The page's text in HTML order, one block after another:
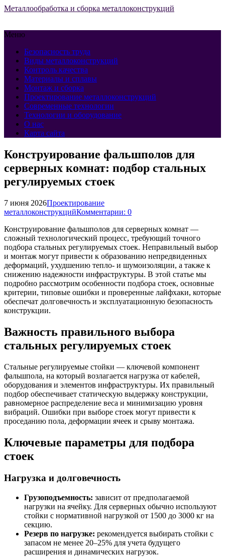
Металлообработка и сборка металлоконструкций
Меню
Безопасность труда
Виды металлоконструкций
Контроль качества
Материалы и сплавы
Монтаж и сборка
Проектирование металлоконструкций
Современные технологии
Технологии и оборудование
О нас
Карта сайта
Конструирование фальшполов для
серверных комнат: подбор стальных
регулируемых стоек
7 июня 2026Проектирование
металлоконструкцийКомментарии: 0
Конструирование фальшполов для серверных комнат —
сложный технологический процесс, требующий точного
подбора стальных регулируемых стоек. Неправильный выбор
и монтаж могут привести к образованию непредвиденных
деформаций, ухудшению тепло- и шумоизоляции, а также к
снижению надежности инфраструктуры. В этой статье мы
подробно рассмотрим особенности подбора стоек, основные
критерии, типовые ошибки и проверенные лайфхаки, которые
обеспечат долговечность и эксплуатационную безопасность
конструкции.
Важность правильного выбора
стальных регулируемых стоек
Стальные регулируемые стойки — ключевой компонент
фальшпола, на который возлагается нагрузка от кабелей,
оборудования и элементов инфраструктуры. Их правильный
подбор обеспечивает статическую выдержку конструкции,
равномерное распределение веса и минимизацию уровня
вибраций. Ошибки при выборе стоек могут привести к
проседанию пола, деформации ячеек и срыву монтажа.
Ключевые параметры для подбора
стоек
Нагрузка и долговечность
Грузоподъемность: зависит от предполагаемой
нагрузки на ячейку. Для серверных обычно используют
стойки с нормативной нагрузкой от 1500 до 3000 кг на
секцию.
Резерв по нагрузке: рекомендуется выбирать стойки с
запасом не менее 20–25% для учета будущего
расширения и динамических нагрузок.